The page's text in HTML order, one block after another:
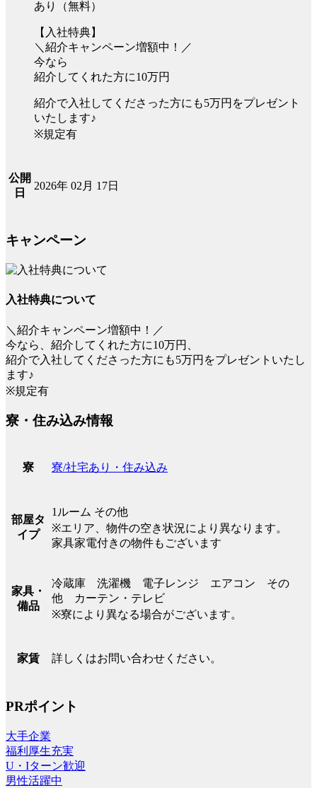
あり（無料）
【入社特典】
＼紹介キャンペーン増額中！／
今なら
紹介してくれた方に10万円
紹介で入社してくださった方にも5万円をプレゼント
いたします♪
※規定有
公開
日
2026年 02月 17日
キャンペーン
入社特典について
＼紹介キャンペーン増額中！／
今なら、紹介してくれた方に10万円、
紹介で入社してくださった方にも5万円をプレゼントいたし
ます♪
※規定有
寮・住み込み情報
寮 寮/社宅あり・住み込み
部屋タ
イプ
1ルーム その他
※エリア、物件の空き状況により異なります。
家具家電付きの物件もございます
家具・
備品
冷蔵庫 洗濯機 電子レンジ エアコン その
他 カーテン・テレビ
※寮により異なる場合がございます。
家賃 詳しくはお問い合わせください。
PRポイント
大手企業
福利厚生充実
U・Iターン歓迎
男性活躍中